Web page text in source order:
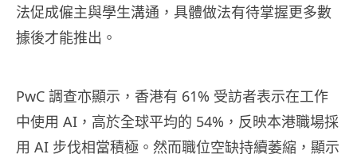
法促成僱主與學生溝通，具體做法有待掌握更多數
據後才能推出。
PwC 調查亦顯示，香港有 61% 受訪者表示在工作
中使用 AI，高於全球平均的 54%，反映本港職場採
用 AI 步伐相當積極。然而職位空缺持續萎縮，顯示